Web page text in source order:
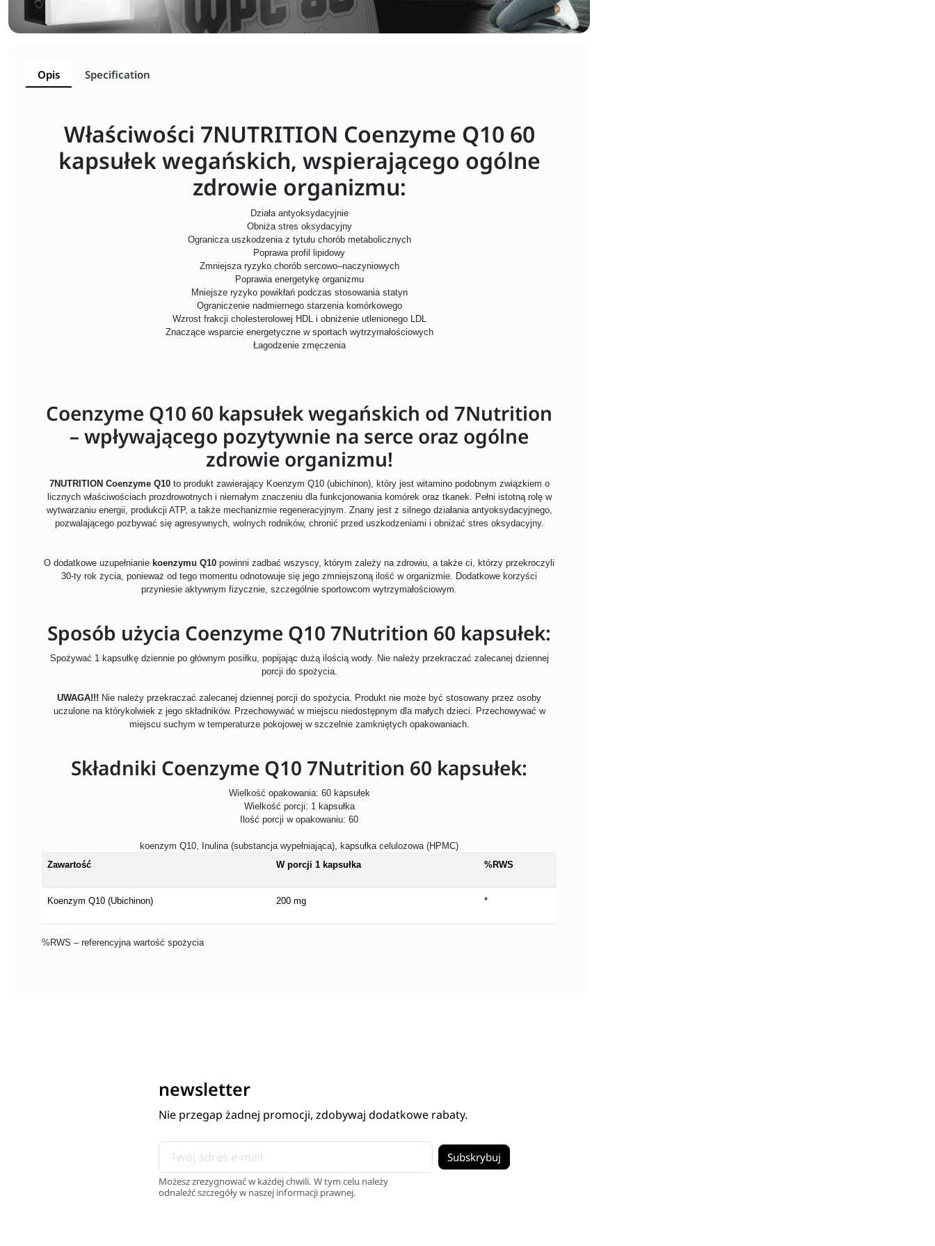
Opis Specification
Właściwości 7NUTRITION Coenzyme Q10 60
kapsułek wegańskich, wspierającego ogólne
zdrowie organizmu:
Działa antyoksydacyjnie
Obniża stres oksydacyjny
Ogranicza uszkodzenia z tytułu chorób metabolicznych
Poprawa profil lipidowy
Zmniejsza ryzyko chorób sercowo–naczyniowych
Poprawia energetykę organizmu
Mniejsze ryzyko powikłań podczas stosowania statyn
Ograniczenie nadmiernego starzenia komórkowego
Wzrost frakcji cholesterolowej HDL i obniżenie utlenionego LDL
Znaczące wsparcie energetyczne w sportach wytrzymałościowych
Łagodzenie zmęczenia
Coenzyme Q10 60 kapsułek wegańskich od 7Nutrition
– wpływającego pozytywnie na serce oraz ogólne
zdrowie organizmu!
7NUTRITION Coenzyme Q10to produkt zawierający Koenzym Q10 (ubichinon), który jest witamino podobnym związkiem o
licznych właściwościach prozdrowotnych i niemałym znaczeniu dla funkcjonowania komórek oraz tkanek. Pełni istotną rolę w
wytwarzaniu energii, produkcji ATP, a także mechanizmie regeneracyjnym. Znany jest z silnego działania antyoksydacyjnego,
pozwalającego pozbywać się agresywnych, wolnych rodników, chronić przed uszkodzeniami i obniżać stres oksydacyjny.
O dodatkowe uzupełnianie koenzymu Q10 powinni zadbać wszyscy, którym zależy na zdrowiu, a także ci, którzy przekroczyli
30-ty rok życia, ponieważ od tego momentu odnotowuje się jego zmniejszoną ilość w organizmie. Dodatkowe korzyści
przyniesie aktywnym fizycznie, szczególnie sportowcom wytrzymałościowym.
Sposób użycia Coenzyme Q10 7Nutrition 60 kapsułek:
Spożywać 1 kapsułkę dziennie po głównym posiłku, popijając dużą ilością wody. Nie należy przekraczać zalecanej dziennej
porcji do spożycia.
UWAGA!!! Nie należy przekraczać zalecanej dziennej porcji do spożycia. Produkt nie może być stosowany przez osoby
uczulone na którykolwiek z jego składników. Przechowywać w miejscu niedostępnym dla małych dzieci. Przechowywać w
miejscu suchym w temperaturze pokojowej w szczelnie zamkniętych opakowaniach.
Składniki Coenzyme Q10 7Nutrition 60 kapsułek:
Wielkość opakowania: 60 kapsułek
Wielkość porcji: 1 kapsułka
Ilość porcji w opakowaniu: 60
koenzym Q10, Inulina (substancja wypełniająca), kapsułka celulozowa (HPMC)
Zawartość
W porcji 1 kapsułka %RWS
Koenzym Q10 (Ubichinon) 200 mg *
%RWS – referencyjna wartość spożycia
newsletter
Nie przegap żadnej promocji, zdobywaj dodatkowe rabaty.
Możesz zrezygnować w każdej chwili. W tym celu należy
odnaleźć szczegóły w naszej informacji prawnej.